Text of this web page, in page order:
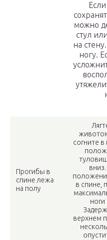
можно
стул
на
ногу.
Прогибы в
спине лежа
на полу
согните в
в спине,
ноги
верхнем